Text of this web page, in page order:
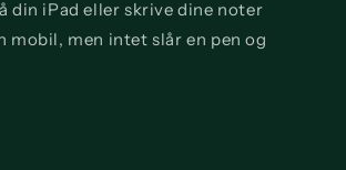
din iPad eller skrive dine noter
mobil, men intet slår en pen og